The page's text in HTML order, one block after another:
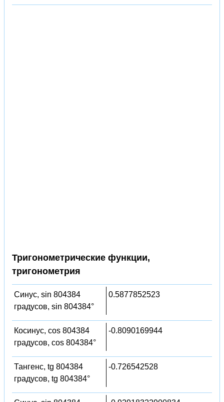
Тригонометрические функции,
тригонометрия
Синус, sin 804384
градусов, sin 804384°
0.5877852523
Косинус, cos 804384
градусов, cos 804384°
-0.8090169944
Тангенс, tg 804384
градусов, tg 804384°
-0.726542528